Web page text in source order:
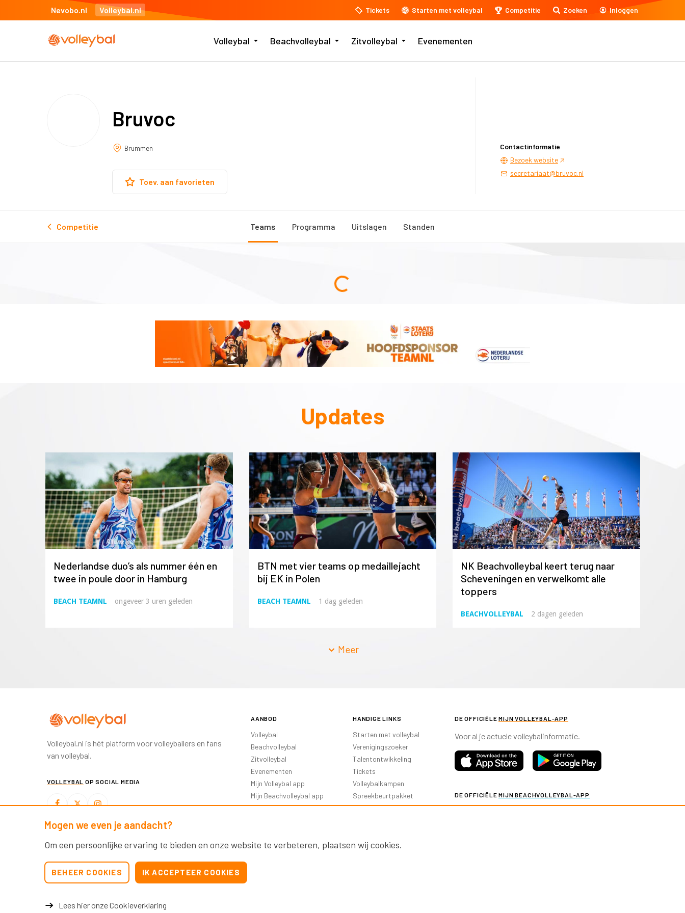
Nevobo.nl Volleybal.nl Tickets Starten met volleybal Competitie Zoeken Inloggen
Volleybal Beachvolleybal Zitvolleybal Evenementen
Bruvoc
Brummen
Toev. aan favorieten
Contactinformatie
Bezoek website
secretariaat@bruvoc.nl
Competitie Teams Programma Uitslagen Standen
Updates
Nederlandse duo’s als nummer één en
twee in poule door in Hamburg
BEACH TEAMNL ongeveer 3 uren geleden
BTN met vier teams op medaillejacht
bij EK in Polen
BEACH TEAMNL 1 dag geleden
NK Beachvolleybal keert terug naar
Scheveningen en verwelkomt alle
toppers
BEACHVOLLEYBAL 2 dagen geleden
Meer
Volleybal.nl is hét platform voor volleyballers en fans
van volleybal.
VOLLEYBAL OP SOCIAL MEDIA
AANBOD
Volleybal
Beachvolleybal
Zitvolleybal
Evenementen
Mijn Volleybal app
Mijn Beachvolleybal app
HANDIGE LINKS
Starten met volleybal
Verenigingszoeker
Talentontwikkeling
Tickets
Volleybalkampen
Spreekbeurtpakket
Oranje Ambassadeurs
DE OFFICIËLEMIJN VOLLEYBAL-APP
Voor al je actuele volleybalinformatie.
DE OFFICIËLEMIJN BEACHVOLLEYBAL-APP
Mogen we even je aandacht?
Om een persoonlijke ervaring te bieden en onze website te verbeteren, plaatsen wij cookies.
BEHEER COOKIES IK ACCEPTEER COOKIES
Lees hier onze Cookieverklaring